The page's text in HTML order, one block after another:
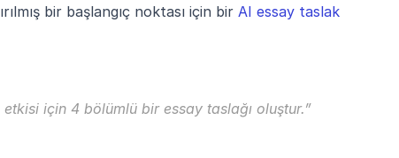
bir başlangıç noktası için bir AI essay taslak
için 4 bölümlü bir essay taslağı oluştur.”